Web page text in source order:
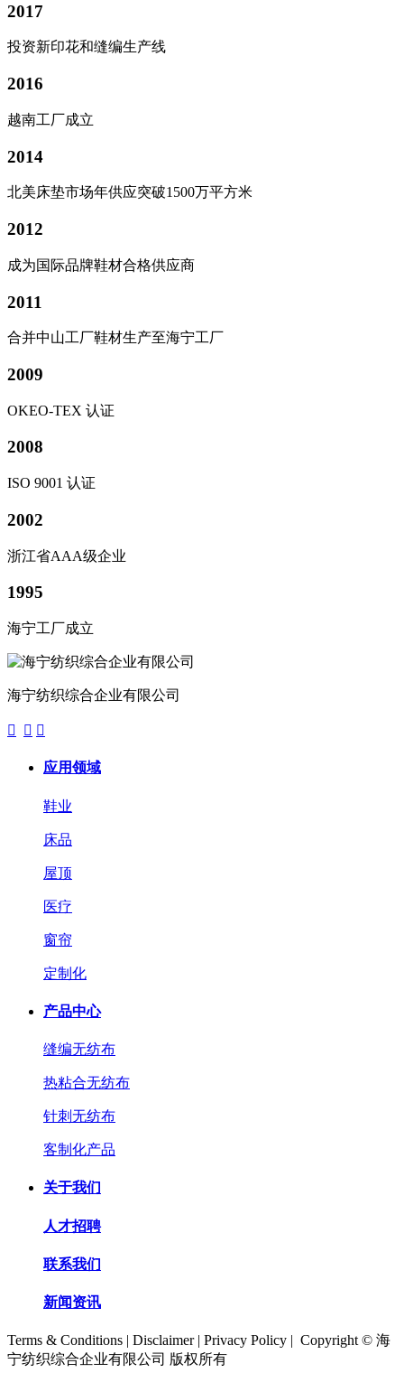
2017
投资新印花和缝编生产线
2016
越南工厂成立
2014
北美床垫市场年供应突破1500万平方米
2012
成为国际品牌鞋材合格供应商
2011
合并中山工厂鞋材生产至海宁工厂
2009
OKEO-TEX 认证
2008
ISO 9001 认证
2002
浙江省AAA级企业
1995
海宁工厂成立
海宁纺织综合企业有限公司
  
应用领域
鞋业
床品
屋顶
医疗
窗帘
定制化
产品中心
缝编无纺布
热粘合无纺布
针刺无纺布
客制化产品
关于我们
人才招聘
联系我们
新闻资讯
Terms & Conditions | Disclaimer | Privacy Policy | Copyright © 海
宁纺织综合企业有限公司 版权所有